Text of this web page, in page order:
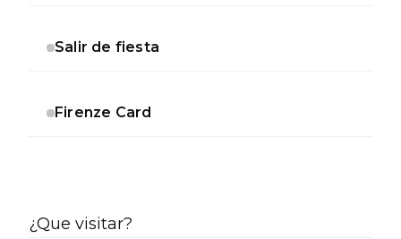
Salir de fiesta
Firenze Card
¿Que visitar?